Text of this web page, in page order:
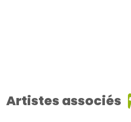
Artistes associés